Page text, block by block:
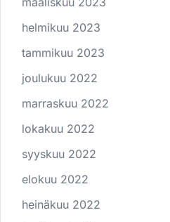
helmikuu 2023
tammikuu 2023
joulukuu 2022
marraskuu 2022
lokakuu 2022
syyskuu 2022
elokuu 2022
heinäkuu 2022